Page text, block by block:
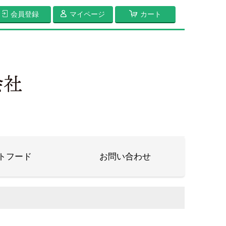
会員登録 マイページ カート
フード お問い合わせ